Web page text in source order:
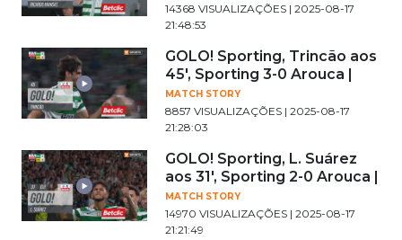
14368 VISUALIZAÇÕES | 2025-08-17
21:48:53
GOLO! Sporting, Trincão aos
45', Sporting 3-0 Arouca |
MATCH STORY
8857 VISUALIZAÇÕES | 2025-08-17
21:28:03
GOLO! Sporting, L. Suárez
aos 31', Sporting 2-0 Arouca |
MATCH STORY
14970 VISUALIZAÇÕES | 2025-08-17
21:21:49